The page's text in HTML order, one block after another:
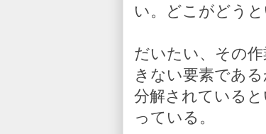
い。どこがどう
だいたい、その
きない要素であ
分解されている
っている。